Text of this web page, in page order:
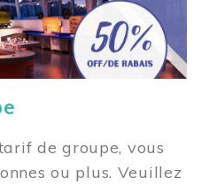
de groupe, vous
ou plus. Veuillez